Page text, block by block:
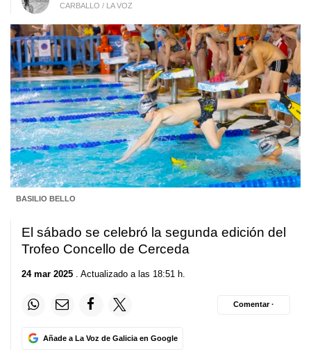
CARBALLO / LA VOZ
BASILIO BELLO
El sábado se celebró la segunda edición del
Trofeo Concello de Cerceda
24 mar 2025 . Actualizado a las 18:51 h.
Añade a La Voz de Galicia en Google
Comentar ·